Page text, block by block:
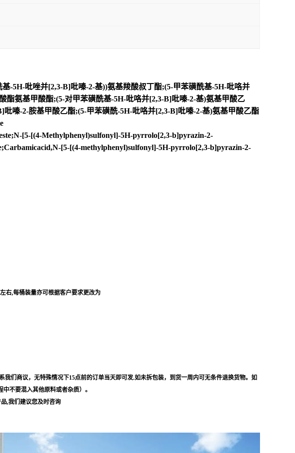
-5H-吡唑并[2,3-B]吡嗪-2-基))氨基羧酸叔丁酯;(5-甲苯磺酰基-5H-吡咯并
酯氨基甲酸酯;(5-对甲苯磺酰基-5H-吡咯并[2,3-B]吡嗪-2-基)氨基甲酸乙
嗪-2-胺基甲酸乙酯;(5-甲苯磺酰-5H-吡咯并[2,3-B]吡嗪-2-基)氨基甲酸乙酯
[5-[(4-Methylphenyl)sulfonyl]-5H-pyrrolo[2,3-b]pyrazin-2-
[5-[(4-methylphenyl)sulfonyl]-5H-pyrrolo[2,3-b]pyrazin-2-
右,每桶装量亦可根据客户要求更改为
们商议，无特殊情况下15点前的订单当天即可发.如未拆包装，到货一周内可无条件退换货物。如
不要混入其他原料或者杂质）。
,我们建议您及时咨询